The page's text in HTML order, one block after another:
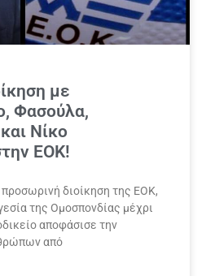
με
Φασούλα,
Νίκο
ΕΟΚ!
προσωρινή διοίκηση της ΕΟΚ,
της Ομοσπονδίας μέχρι
αποφάσισε την
από